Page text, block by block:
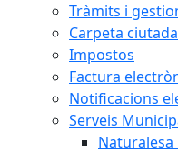
Tràmits i
Carpeta
Impostos
Factura
Notificacions
Serveis
Naturalesa